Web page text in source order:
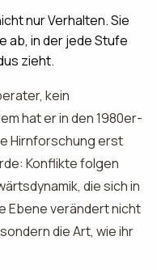
nur Verhalten. Sie
ab, in der jede Stufe
zieht.
kein
hat er in den 1980er-
Hirnforschung erst
Konflikte folgen
die sich in
Ebene verändert nicht
die Art, wie ihr